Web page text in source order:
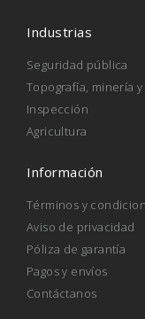
Industrias
Seguridad pública
Topografía, minería
Inspección
Agricultura
Información
Términos y
Aviso de privacidad
Póliza de garantía
Pagos y envíos
Contáctanos